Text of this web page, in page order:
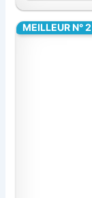
MEILLEUR N° 2